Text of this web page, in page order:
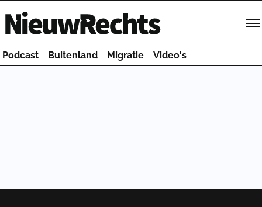
Homepage van NieuwRechts
Podcast Buitenland Migratie Video's